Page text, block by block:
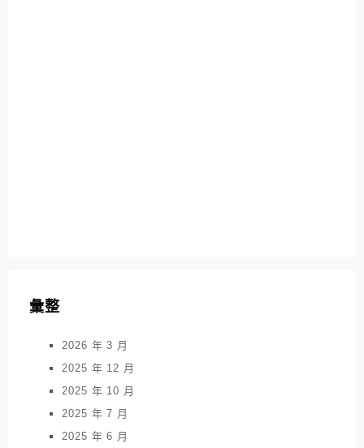
彙整
2026 年 3 月
2025 年 12 月
2025 年 10 月
2025 年 7 月
2025 年 6 月